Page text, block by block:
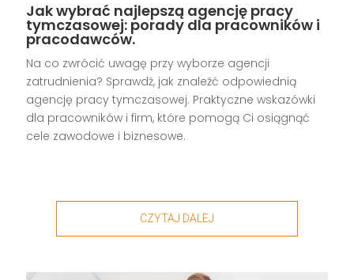
Jak wybrać najlepszą agencję pracy
tymczasowej: porady dla pracowników i
pracodawców.
Na co zwrócić uwagę przy wyborze agencji
zatrudnienia? Sprawdź, jak znaleźć odpowiednią
agencję pracy tymczasowej. Praktyczne wskazówki
dla pracowników i firm, które pomogą Ci osiągnąć
cele zawodowe i biznesowe.
CZYTAJ DALEJ